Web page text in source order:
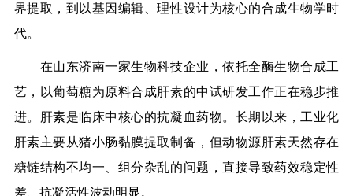
界提取，到以基因编辑、理性设计为核心的合成生物学时
代。
在山东济南一家生物科技企业，依托全酶生物合成工
艺，以葡萄糖为原料合成肝素的中试研发工作正在稳步推
进。肝素是临床中核心的抗凝血药物。长期以来，工业化
肝素主要从猪小肠黏膜提取制备，但动物源肝素天然存在
糖链结构不均一、组分杂乱的问题，直接导致药效稳定性
差、抗凝活性波动明显。